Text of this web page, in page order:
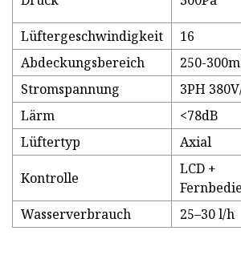
Lüftergeschwindigkeit 16
Abdeckungsbereich
250-
Stromspannung
3PH
Lärm
<78dB
Lüftertyp
Axial
Kontrolle
LCD +
Wasserverbrauch 25–30 l/h